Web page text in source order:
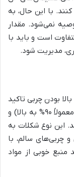
با این حال، به
نمی‌شود. مقدار
است و باید با
مدیریت شود.
بودن چربی تاکید
دارد، شکلات تلخ با درصد کاکائوی بسیار بالا (معمولاً ۹۰% به بالا) و
این نوع شکلات به
چربی‌های سالم، با
منبع خوبی از مواد